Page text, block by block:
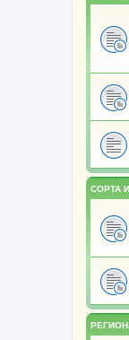
СОРТА